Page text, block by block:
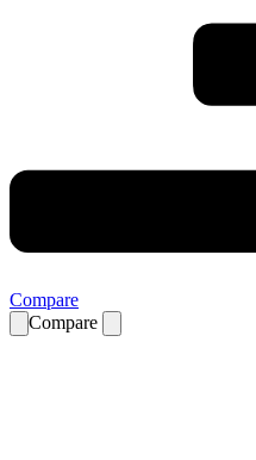
Compare
Compare